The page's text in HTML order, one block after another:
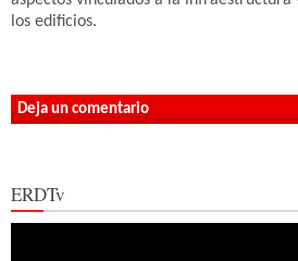
los edificios.
Deja un comentario
ERDTv